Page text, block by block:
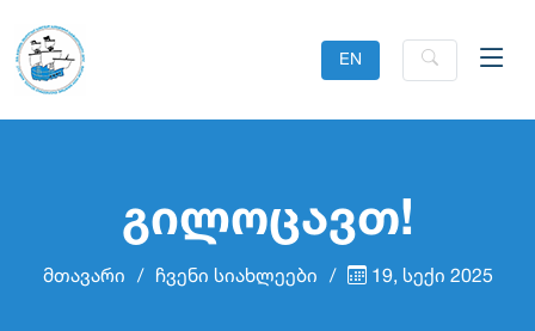
EN
გილოცავთ!
მთავარი ჩვენი სიახლეები 19, სექი 2025